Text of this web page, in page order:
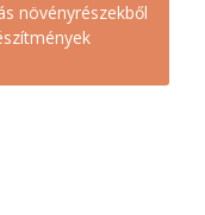
növényrészekből